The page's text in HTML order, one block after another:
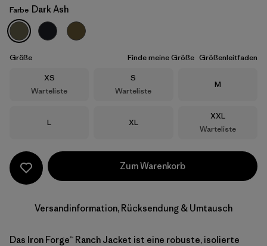
Dark Ash
Farbe Dark Ash
Größe Finde meine Größe Größenleitfaden
Größe
XS
Warteliste
Größe
S
Warteliste
Größe
M
Größe
L Größe
XL
Größe
XXL
Warteliste
Zum Warenkorb
Versandinformation, Rücksendung & Umtausch
Das Iron Forge™ Ranch Jacket ist eine robuste, isolierte